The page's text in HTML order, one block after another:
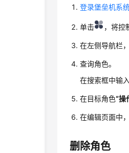
登录堡垒机系
单击 ，将控
在左侧导航栏
查询角色。
在搜索框中输
在目标角色“操
在编辑页面中
删除角色